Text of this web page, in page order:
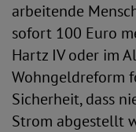
arbeitende
sofort 100 Euro
Hartz IV oder im
Wohngeldreform
Sicherheit, dass
Strom abgestellt